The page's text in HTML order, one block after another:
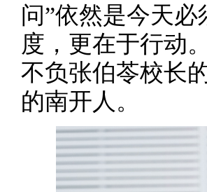
问”依然是今天
度，更在于行动
不负张伯苓校长
的南开人。